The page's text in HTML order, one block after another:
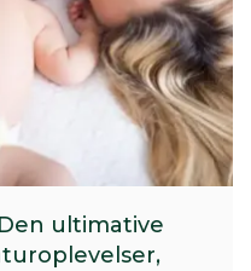
ultimative